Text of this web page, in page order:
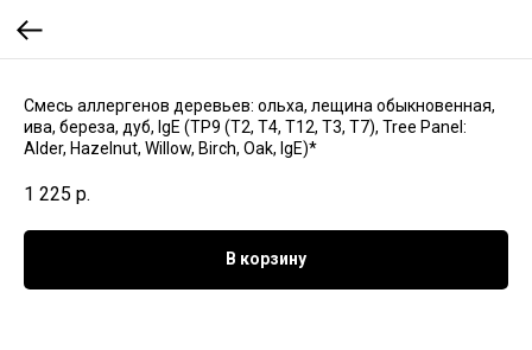
Смесь аллергенов деревьев: ольха, лещина обыкновенная,
ива, береза, дуб, IgE (TP9 (T2, T4, T12, T3, T7), Tree Panel:
Alder, Hazelnut, Willow, Birch, Oak, IgE)*
1 225 р.
В корзину